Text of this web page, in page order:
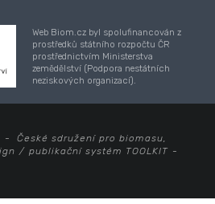
Web Biom.cz byl spolufinancován z
prostředků státního rozpočtu ČR
prostřednictvím Ministerstva
zemědělství (Podpora nestátních
neziskových organizací).
- České sdružení pro biomasu,
/ publikační systém TOOLKIT -